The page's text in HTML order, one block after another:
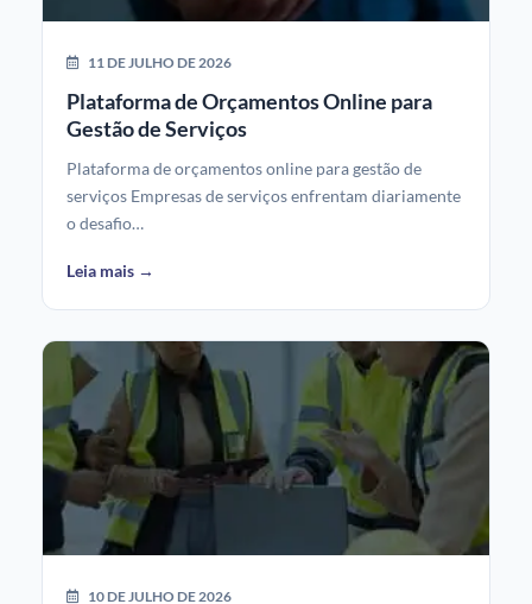
11 DE JULHO DE 2026
Plataforma de Orçamentos Online para
Gestão de Serviços
Plataforma de orçamentos online para gestão de
serviços Empresas de serviços enfrentam diariamente
o desafio…
Leia mais →
10 DE JULHO DE 2026